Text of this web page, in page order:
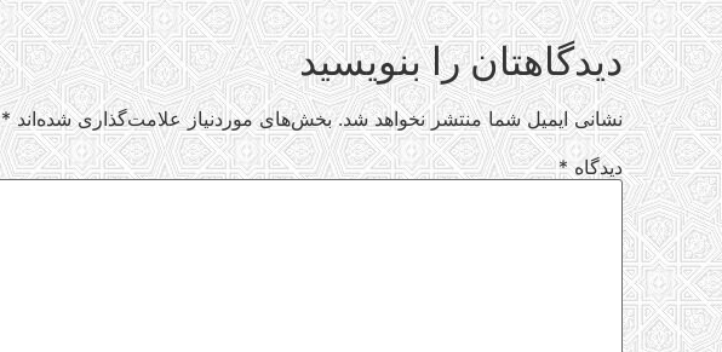
دیدگاهتان را بنویسید
نشانی ایمیل شما منتشر نخواهد شد. بخش‌های موردنیاز علامت‌گذاری شده‌اند*
دیدگاه*